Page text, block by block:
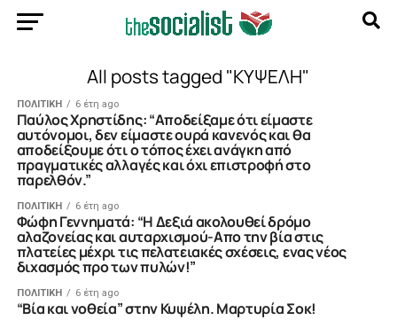
All posts tagged "ΚΥΨΕΛΗ"
ΠΟΛΙΤΙΚΗ 6 έτη ago
Παύλος Χρηστίδης: “Αποδείξαμε ότι είμαστε
αυτόνομοι, δεν είμαστε ουρά κανενός και θα
αποδείξουμε ότι ο τόπος έχει ανάγκη από
πραγματικές αλλαγές και όχι επιστροφή στο
παρελθόν.”
ΠΟΛΙΤΙΚΗ 6 έτη ago
Φώφη Γεννηματά: “Η Δεξιά ακολουθεί δρόμο
αλαζονείας και αυταρχισμού-Απο την βία στις
πλατείες μέχρι τις πελατειακές σχέσεις, ενας νέος
διχασμός προ των πυλών!”
ΠΟΛΙΤΙΚΗ 6 έτη ago
“Βία και νοθεία” στην Κυψέλη. Μαρτυρία Σοκ!